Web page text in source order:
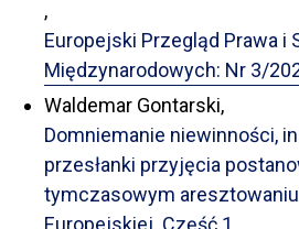
,
Europejski Przegląd Prawa i
Międzynarodowych: Nr 3/
Waldemar Gontarski,
Domniemanie niewinności,
przesłanki przyjęcia
tymczasowym